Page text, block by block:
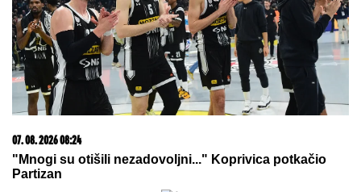
OVAJ FAKULTET JE ZAVRŠILA SARA JO
Sada uživa
na putovanjima sa Aleksejem Bjelogrlićem, a nekada
se školovala i u Italiji - OVO joj je bio problem
(FOTO) BELI LJILJANI I BELI
KOVČEG ZA UBIJENU LJUDMILU
Porodica ispratila Ruskinju koju je